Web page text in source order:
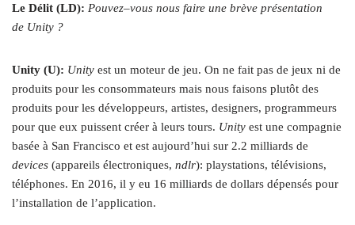
Le Délit (LD): Pouvez–vous nous faire une brève présentation
de Unity ?
Unity (U): Unity est un moteur de jeu. On ne fait pas de jeux ni de
produits pour les consommateurs mais nous faisons plutôt des
produits pour les développeurs, artistes, designers, programmeurs
pour que eux puissent créer à leurs tours. Unity est une compagnie
basée à San Francisco et est aujourd’hui sur 2.2 milliards de
devices (appareils électroniques, ndlr): playstations, télévisions,
téléphones. En 2016, il y eu 16 milliards de dollars dépensés pour
l’installation de l’application.